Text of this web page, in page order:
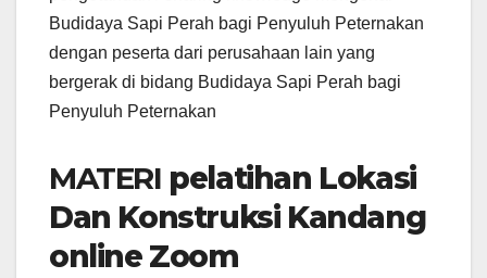
Budidaya Sapi Perah bagi Penyuluh Peternakan
dengan peserta dari perusahaan lain yang
bergerak di bidang Budidaya Sapi Perah bagi
Penyuluh Peternakan
MATERI pelatihan Lokasi
Dan Konstruksi Kandang
online Zoom